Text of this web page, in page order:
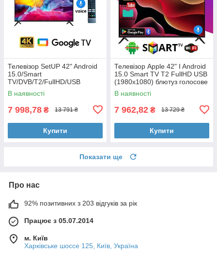
Телевізор SetUP 42" Android
15.0/Smart
TV/DVB/T2/FullHD/USB
блютуз пульт
В наявності
7 998,78 ₴ 13 791 ₴
Купити
Телевізор Apple 42" I Android
15.0 Smart TV T2 FullHD USB
(1980x1080) блютуз голосове
введення
В наявності
7 962,82 ₴ 13 729 ₴
Купити
Показати ще
Про нас
92% позитивних з 203 відгуків за рік
Працює з 05.07.2014
м. Київ
Харківське шоссе 125, Київ, Україна